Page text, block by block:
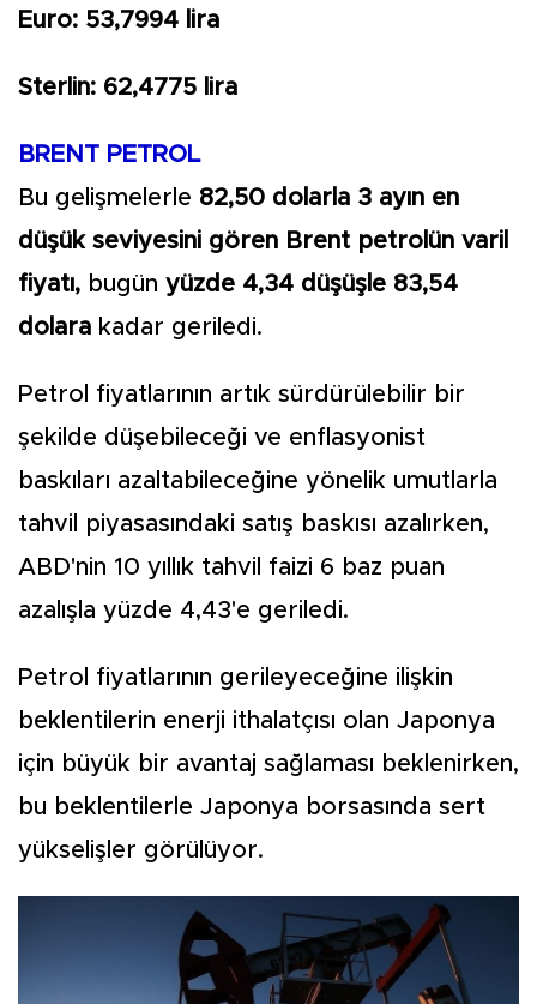
Euro: 53,7994 lira
Sterlin: 62,4775 lira
BRENT PETROL
Bu gelişmelerle 82,50 dolarla 3 ayın en
düşük seviyesini gören Brent petrolün varil
fiyatı, bugün yüzde 4,34 düşüşle 83,54
dolara kadar geriledi.
Petrol fiyatlarının artık sürdürülebilir bir
şekilde düşebileceği ve enflasyonist
baskıları azaltabileceğine yönelik umutlarla
tahvil piyasasındaki satış baskısı azalırken,
ABD'nin 10 yıllık tahvil faizi 6 baz puan
azalışla yüzde 4,43'e geriledi.
Petrol fiyatlarının gerileyeceğine ilişkin
beklentilerin enerji ithalatçısı olan Japonya
için büyük bir avantaj sağlaması beklenirken,
bu beklentilerle Japonya borsasında sert
yükselişler görülüyor.